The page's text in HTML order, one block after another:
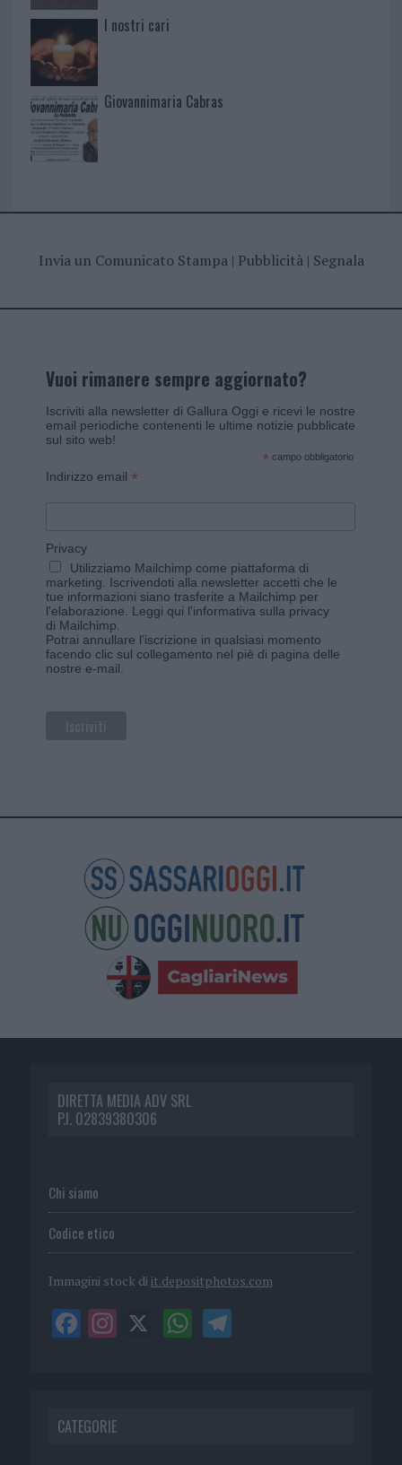
I nostri cari
Giovannimaria Cabras
Invia un Comunicato Stampa| Pubblicità| Segnala
Vuoi rimanere sempre aggiornato?
Iscriviti alla newsletter di Gallura Oggi e ricevi le nostre
email periodiche contenenti le ultime notizie pubblicate
sul sito web!
* campo obbligatorio
Indirizzo email *
Privacy
Utilizziamo Mailchimp come piattaforma di
marketing. Iscrivendoti alla newsletter accetti che le
tue informazioni siano trasferite a Mailchimp per
l'elaborazione. Leggi qui l'informativa sulla privacy
di Mailchimp
Potrai annullare l'iscrizione in qualsiasi momento
facendo clic sul collegamento nel piè di pagina delle
nostre e-mail.
DIRETTA MEDIA ADV SRL
P.I. 02839380306
Chi siamo
Codice etico
Immagini stock di it.depositphotos.com
CATEGORIE